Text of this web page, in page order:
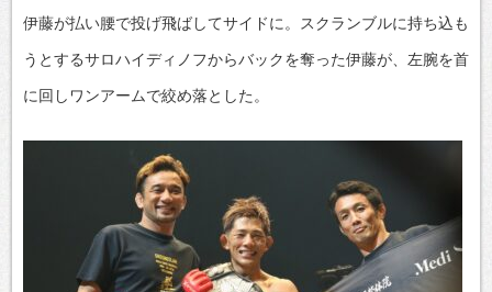
伊藤が払い腰で投げ飛ばしてサイドに。スクランブルに持ち込も
うとするサロハイディノフからバックを奪った伊藤が、左腕を首
に回しワンアームで絞め落とした。